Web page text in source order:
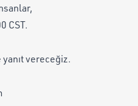
CST.
vereceğiz.